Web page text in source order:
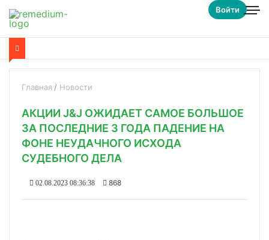
Войти
Главная Новости
АКЦИИ J&J ОЖИДАЕТ САМОЕ БОЛЬШОЕ
ЗА ПОСЛЕДНИЕ 3 ГОДА ПАДЕНИЕ НА
ФОНЕ НЕУДАЧНОГО ИСХОДА
СУДЕБНОГО ДЕЛА
02.08.2023 08:36:38 868